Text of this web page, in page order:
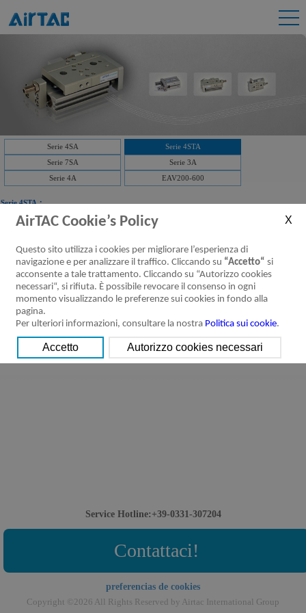
Serie 4SA
Serie 4STA
Serie 7SA
Serie 3A
Serie 4A
EAV200-600
Serie 4STA：
Serie 4STA Valvole pneumatiche (3/2)
[parametri]
AirTAC Cookie’s Policy
Questo sito utilizza i cookies per migliorare l’esperienza di
navigazione e per analizzare il traffico. Cliccando su “Accetto“ si
acconsente a tale trattamento. Cliccando su “Autorizzo cookies
necessari“, si rifiuta. È possibile revocare il consenso in ogni
momento visualizzando le preferenze sui cookies in fondo alla
pagina.
Per ulteriori informazioni, consultare la nostra Politica sui cookie.
Service Hotline:+39-0331-307204
Contattaci!
preferencias de cookies
Copyright ©2026 All Rights Reserved by Airtac International Group